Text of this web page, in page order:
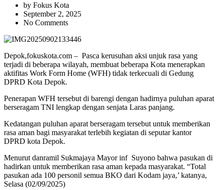
by Fokus Kota
September 2, 2025
No Comments
Depok,fokuskota.com – Pasca kerusuhan aksi unjuk rasa yang
terjadi di beberapa wilayah, membuat beberapa Kota menerapkan
aktifitas Work Form Home (WFH) tidak terkecuali di Gedung
DPRD Kota Depok.
Penerapan WFH tersebut di barengi dengan hadirnya puluhan aparat
berseragam TNI lengkap dengan senjata Laras panjang.
Kedatangan puluhan aparat berseragam tersebut untuk memberikan
rasa aman bagi masyarakat terlebih kegiatan di seputar kantor
DPRD kota Depok.
Menurut danramil Sukmajaya Mayor inf Suyono bahwa pasukan di
hadirkan untuk memberikan rasa aman kepada masyarakat. “Total
pasukan ada 100 personil semua BKO dari Kodam jaya,’ katanya,
Selasa (02/09/2025)